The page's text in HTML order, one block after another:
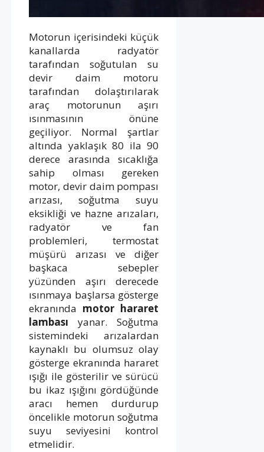
Motorun içerisindeki küçük
kanallarda radyatör
tarafından soğutulan su
devir daim motoru
tarafından dolaştırılarak
araç motorunun aşırı
ısınmasının önüne
geçiliyor. Normal şartlar
altında yaklaşık 80 ila 90
derece arasında sıcaklığa
sahip olması gereken
motor, devir daim pompası
arızası, soğutma suyu
eksikliği ve hazne arızaları,
radyatör ve fan
problemleri, termostat
müşürü arızası ve diğer
başkaca sebepler
yüzünden aşırı derecede
ısınmaya başlarsa gösterge
ekranında motor hararet
lambası yanar. Soğutma
sistemindeki arızalardan
kaynaklı bu olumsuz olay
gösterge ekranında hararet
ışığı ile gösterilir ve sürücü
bu ikaz ışığını gördüğünde
aracı hemen durdurup
öncelikle motorun soğutma
suyu seviyesini kontrol
etmelidir.